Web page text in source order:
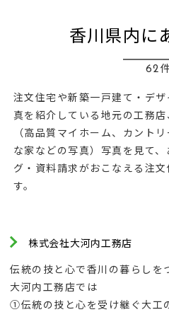
香川県内に
62
注文住宅や新築一戸建て・デ
真を紹介している地元の工務
（高品質マイホーム、カント
な家などの写真）写真を見て
グ・資料請求がおこなえる注
す。
株式会社大河内工務店
伝統の技と心で香川の暮らしを
大河内工務店では
①伝統の技と心を受け継ぐ大工